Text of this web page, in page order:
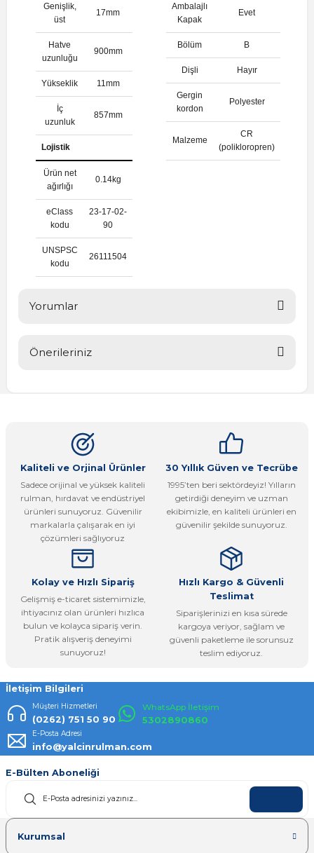
Genişlik,
üst
17mm
Hatve
uzunluğu
900mm
Yükseklik 11mm
İç
uzunluk
857mm
Lojistik
Ürün net
ağırlığı
0.14kg
eClass
kodu
23-17-02-
90
UNSPSC
kodu
26111504
Ambalajlı
Kapak
Evet
Bölüm B
Dişli Hayır
Gergin
kordon
Polyester
Malzeme
CR
(polikloropren)
Yorumlar
Önerileriniz
Görüş ve önerileriniz için teşekkür ederiz.
Ürün resmi kalitesiz, bozuk veya görüntülenemiyor.
Ürün açıklamasında eksik bilgiler bulunuyor.
Ürün bilgilerinde hatalar bulunuyor.
Ürün fiyatı diğer sitelerden daha pahalı.
Bu ürüne benzer farklı alternatifler olmalı.
Gönder
Kaliteli ve Orjinal Ürünler
Sadece orijinal ve yüksek kaliteli
rulman, hırdavat ve endüstriyel
ürünleri sunuyoruz. Güvenilir
markalarla çalışarak en iyi
çözümleri sağlıyoruz
30 Yıllık Güven ve Tecrübe
1995’ten beri sektördeyiz! Yılların
getirdiği deneyim ve uzman
ekibimizle, en kaliteli ürünleri en
güvenilir şekilde sunuyoruz.
Kolay ve Hızlı Sipariş
Gelişmiş e-ticaret sistemimizle,
ihtiyacınız olan ürünleri hızlıca
bulun ve kolayca sipariş verin.
Pratik alışveriş deneyimi
sunuyoruz!
Hızlı Kargo & Güvenli
Teslimat
Siparişlerinizi en kısa sürede
kargoya veriyor, sağlam ve
güvenli paketleme ile sorunsuz
teslim ediyoruz.
İletişim Bilgileri
Müşteri Hizmetleri
(0262) 751 50 90
WhatsApp İletişim
5302890860
E-Posta Adresi
info@yalcinrulman.com
E-Bülten Aboneliği
Kurumsal